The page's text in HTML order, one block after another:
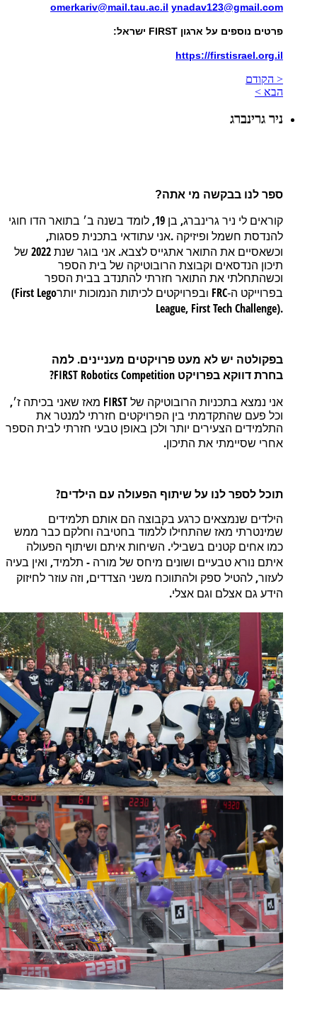
omerkariv@mail.tau.ac.il ynadav123@gmail.com
פרטים נוספים על ארגון FIRST ישראל:
https://firstisrael.org.il
< הקודם
הבא >
ניר גרינברג
ספר לנו בבקשה מי אתה?
קוראים לי ניר גרינברג, בן לומד בשנה ב׳ בתואר הדו חוגי
להנדסת חשמל ופיזיקה .אני עתודאי בתכנית פסגות,
וכשאסיים את התואר אתגייס לצבא. אני בוגר שנת
של
תיכון הנדסאים וקבוצת הרובוטיקה של בית הספר
וכשהתחלתי את התואר חזרתי להתנדב בבית הספר
בפרוייקט ה-FRC ובפרויקטים לכיתות הנמוכות יותר(First Lego
League, First Tech Challenge).
בפקולטה יש לא מעט פרויקטים מעניינים. למה
בחרת דווקא בפרויקט FIRST Robotics Competition
?
אני נמצא בתכניות הרובוטיקה של FIRST מאז שאני בכיתה ז׳,
וכל פעם שהתקדמתי בין הפרויקטים חזרתי למנטר את
התלמידים הצעירים יותר ולכן באופן טבעי חזרתי לבית הספר
אחרי שסיימתי את התיכון.
תוכל לספר לנו על שיתוף הפעולה עם הילדים?
הילדים שנמצאים כרגע בקבוצה הם אותם תלמידים
שמינטרתי מאז שהתחילו ללמוד בחטיבה וחלקם כבר ממש
כמו אחים קטנים בשבילי. השיחות איתם ושיתוף הפעולה
איתם נורא טבעיים ושונים מיחס של מורה - תלמיד, ואין בעיה
לעזור, להטיל ספק ולהתווכח משני הצדדים, וזה עוזר לחיזוק
הידע גם אצלם וגם אצלי.